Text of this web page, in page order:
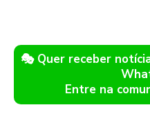
🎭 Quer receber
Entre na